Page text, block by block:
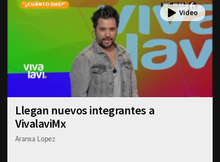
Llegan nuevos integrantes a
VivalaviMx
Aranxa Lopez